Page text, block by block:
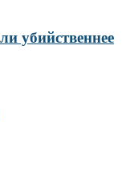
убийственнее